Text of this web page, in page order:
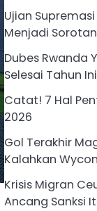
Ujian
Menjadi Sorotan
Dubes Rwanda
Selesai Tahun Ini
Catat! 7 Hal
2026
Gol Terakhir
Kalahkan
Krisis Migran
Ancang Sanksi